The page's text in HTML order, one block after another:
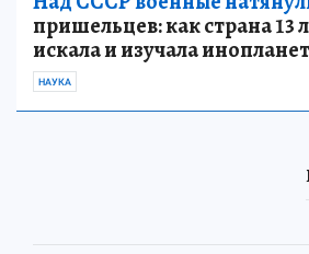
пришельцев: как страна 13
искала и изучала
НАУКА